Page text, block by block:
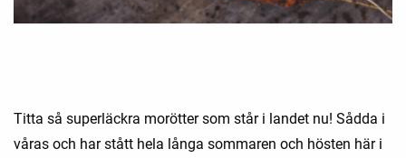
Titta så superläckra morötter som står i landet nu! Sådda i
våras och har stått hela långa sommaren och hösten här i